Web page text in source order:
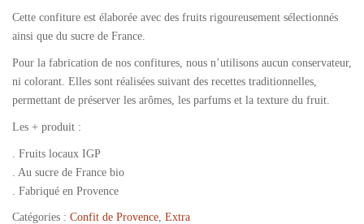
Cette confiture est élaborée avec des fruits rigoureusement sélectionnés
ainsi que du sucre de France.
Pour la fabrication de nos confitures, nous n’utilisons aucun conservateur,
ni colorant. Elles sont réalisées suivant des recettes traditionnelles,
permettant de préserver les arômes, les parfums et la texture du fruit.
Les + produit :
. Fruits locaux IGP
. Au sucre de France bio
. Fabriqué en Provence
Catégories : Confit de Provence, Extra